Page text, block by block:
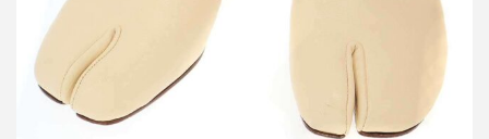
詳しく見る